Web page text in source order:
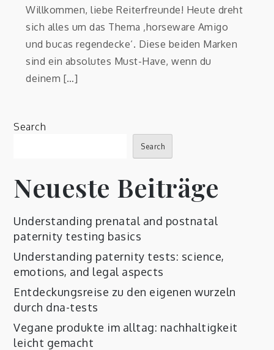
Willkommen, liebe Reiterfreunde! Heute dreht
sich alles um das Thema ‚horseware Amigo
und bucas regendecke‘. Diese beiden Marken
sind ein absolutes Must-Have, wenn du
deinem […]
Search
Search
Neueste Beiträge
Understanding prenatal and postnatal
paternity testing basics
Understanding paternity tests: science,
emotions, and legal aspects
Entdeckungsreise zu den eigenen wurzeln
durch dna-tests
Vegane produkte im alltag: nachhaltigkeit
leicht gemacht